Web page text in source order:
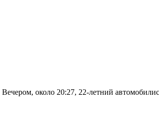
около 20:27, 22-летний